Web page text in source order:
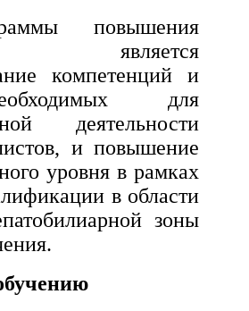
питания в
деятельностью
горное
повышения
является
компетенций и
для
деятельности
и повышение
уровня в рамках
в области
зоны